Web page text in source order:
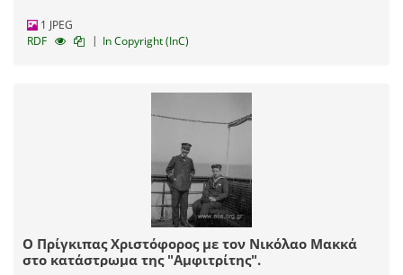
1 JPEG
RDF
| In Copyright (InC)
Ο Πρίγκιπας Χριστόφορος με τον Νικόλαο Μακκά
στο κατάστρωμα της "Αμφιτρίτης".